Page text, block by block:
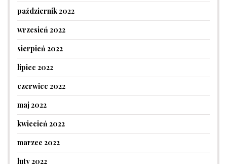
październik 2022
wrzesień 2022
sierpień 2022
lipiec 2022
czerwiec 2022
maj 2022
kwiecień 2022
marzec 2022
luty 2022